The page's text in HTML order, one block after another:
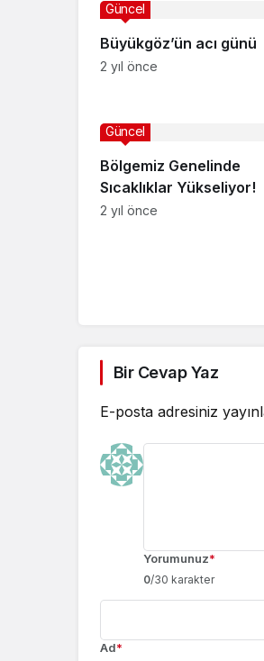
Büyükgöz’ün acı günü
Güncel
2 yıl önce
Bölgemiz Genelinde
Sıcaklıklar Yükseliyor!
Güncel
2 yıl önce
Bir Cevap Yaz
E-posta adresiniz
Yorumunuz*
0/30 karakter
Ad*